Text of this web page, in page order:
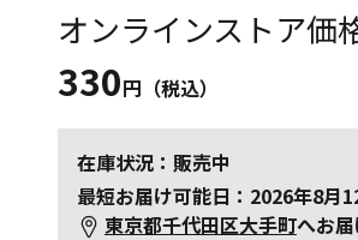
オンラインストア価
330円（税込）
在庫状況：販売中
最短お届け可能日：2026年8月
東京都千代田区大手町へお